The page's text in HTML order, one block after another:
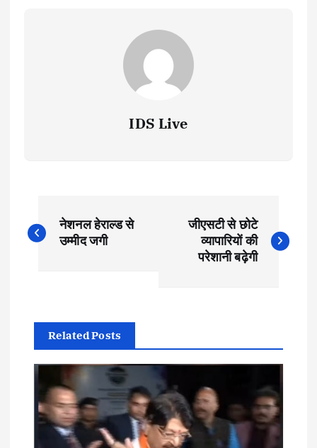
IDS Live
o
t
n
a
v
नेशनल हेराल्ड से
उम्मीद जगी
जीएसटी से छोटे
व्यापारियों की
परेशानी बढ़ेगी
Related Posts